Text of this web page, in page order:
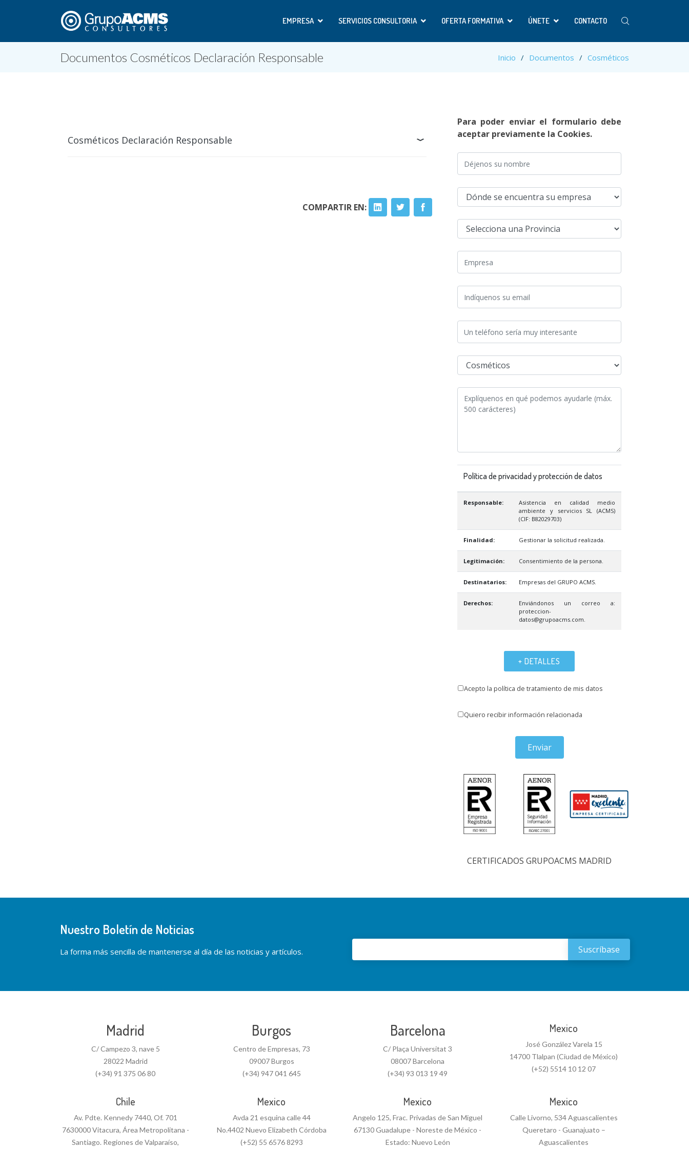
EMPRESA SERVICIOS CONSULTORIA OFERTA FORMATIVA ÚNETE CONTACTO
Documentos Cosméticos Declaración Responsable Inicio Documentos Cosméticos
Cosméticos Declaración Responsable
COMPARTIR EN:
Para poder enviar el formulario debe
aceptar previamente la Cookies.
Política de privacidad y protección de datos
Responsable:
Asistencia en calidad medio
ambiente y servicios SL (ACMS)
(CIF: B82029703)
Finalidad: Gestionar la solicitud realizada.
Legitimación: Consentimiento de la persona.
Destinatarios: Empresas del GRUPO ACMS.
Derechos:
Enviándonos un correo a:
proteccion-
datos@grupoacms.com.
+ DETALLES
Acepto la política de tratamiento de mis datos
Quiero recibir información relacionada
Enviar
CERTIFICADOS GRUPOACMS MADRID
Nuestro Boletín de Noticias
La forma más sencilla de mantenerse al día de las noticias y artículos.
Madrid
C/ Campezo 3, nave 5
28022 Madrid
(+34) 91 375 06 80
Burgos
Centro de Empresas, 73
09007 Burgos
(+34) 947 041 645
Barcelona
C/ Plaça Universitat 3
08007 Barcelona
(+34) 93 013 19 49
Mexico
José González Varela 15
14700 Tlalpan (Ciudad de México)
(+52) 5514 10 12 07
Chile
Av. Pdte. Kennedy 7440, Of. 701
7630000 Vitacura, Área Metropolitana -
Santiago. Regiones de Valparaíso,
Mexico
Avda 21 esquina calle 44
No.4402 Nuevo Elizabeth Córdoba
(+52) 55 6576 8293
Mexico
Angelo 125, Frac. Privadas de San Miguel
67130 Guadalupe - Noreste de México -
Estado: Nuevo León
Mexico
Calle Livorno, 534 Aguascalientes
Queretaro - Guanajuato –
Aguascalientes